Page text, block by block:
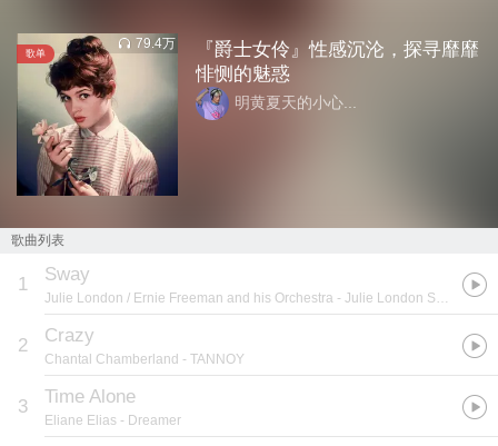
歌单
79.4万
『爵士女伶』性感沉沦，探寻靡靡
悱恻的魅惑
明黄夏天的小心...
歌曲列表
1 Sway
Julie London / Ernie Freeman and his Orchestra - Julie London Sings Latin
2 Crazy
Chantal Chamberland - TANNOY
3 Time Alone
Eliane Elias - Dreamer